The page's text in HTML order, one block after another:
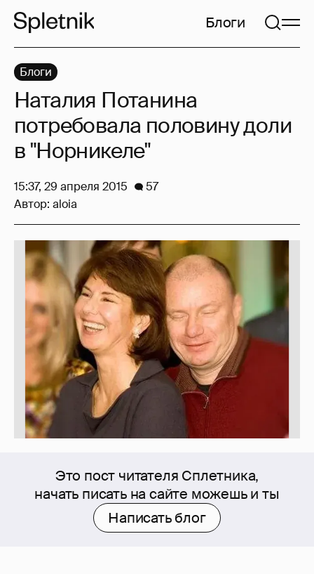
Блоги
Это пост читателя Сплетника,
начать писать на сайте можешь и ты
Написать блог
Блоги
Наталия Потанина
потребовала половину доли
в "Норникеле"
15:37, 29 апреля 2015
57
Автор: aloia